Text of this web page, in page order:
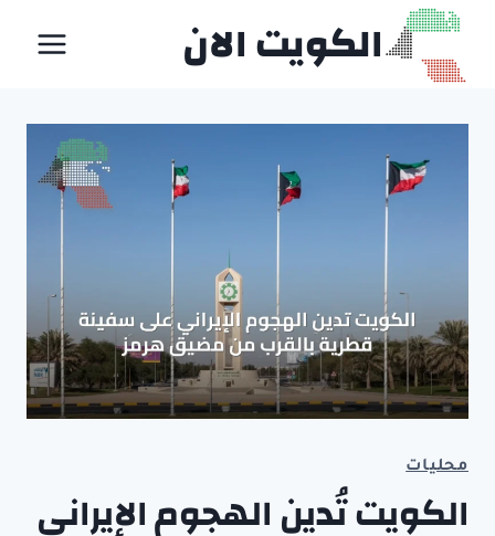
التجاوز
المحتوى
الكويت الان
محليات
الكويت تُدين الهجوم الإيراني